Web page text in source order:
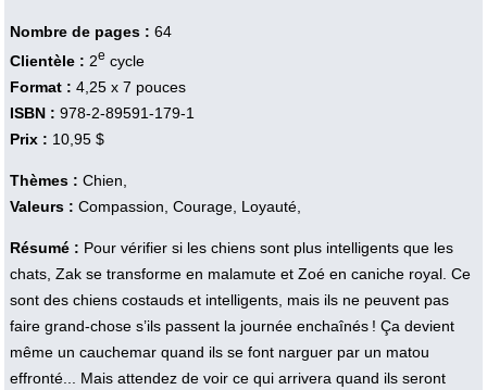
Nombre de pages : 64
Clientèle : 2e cycle
Format : 4,25 x 7 pouces
ISBN : 978-2-89591-179-1
Prix : 10,95 $
Thèmes : Chien,
Valeurs : Compassion, Courage, Loyauté,
Résumé : Pour vérifier si les chiens sont plus intelligents que les
chats, Zak se transforme en malamute et Zoé en caniche royal. Ce
sont des chiens costauds et intelligents, mais ils ne peuvent pas
faire grand-chose s’ils passent la journée enchaînés ! Ça devient
même un cauchemar quand ils se font narguer par un matou
effronté... Mais attendez de voir ce qui arrivera quand ils seront